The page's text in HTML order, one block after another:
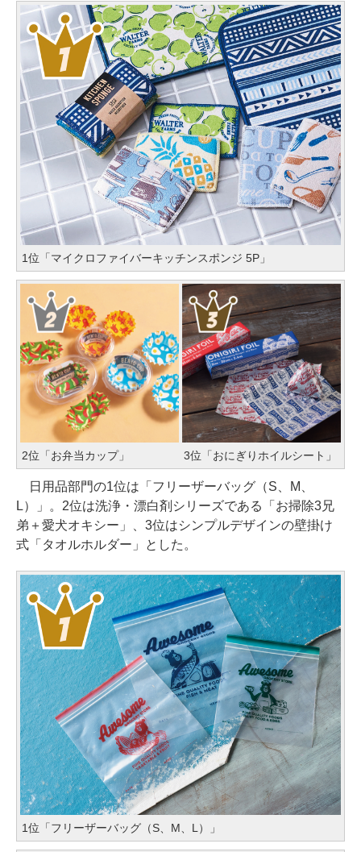
1位「マイクロファイバーキッチンスポンジ 5P」
2位「お弁当カップ」 3位「おにぎりホイルシート」
日用品部門の1位は「フリーザーバッグ（S、M、
L）」。2位は洗浄・漂白剤シリーズである「お掃除3兄
弟＋愛犬オキシー」、3位はシンプルデザインの壁掛け
式「タオルホルダー」とした。
1位「フリーザーバッグ（S、M、L）」